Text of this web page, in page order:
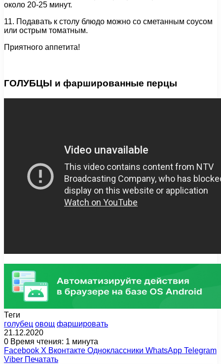
около 20-25 минут.
11. Подавать к столу блюдо можно со сметанным соусом
или острым томатным.
Приятного аппетита!
ГОЛУБЦЫ и фаршированные перцы
Теги
голубец овощ фаршировать
21.12.2020
0 Время чтения: 1 минута
Facebook X Вконтакте Одноклассники WhatsApp Telegram
Viber Печатать